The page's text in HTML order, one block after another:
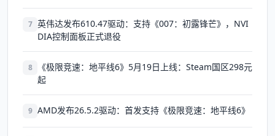
7 英伟达发布610.47驱动：支持《007：初露锋芒》，NVI
DIA控制面板正式退役
8
《极限竞速：地平线6》5月19日上线：Steam国区298元
起
9 AMD发布26.5.2驱动：首发支持《极限竞速：地平线6》